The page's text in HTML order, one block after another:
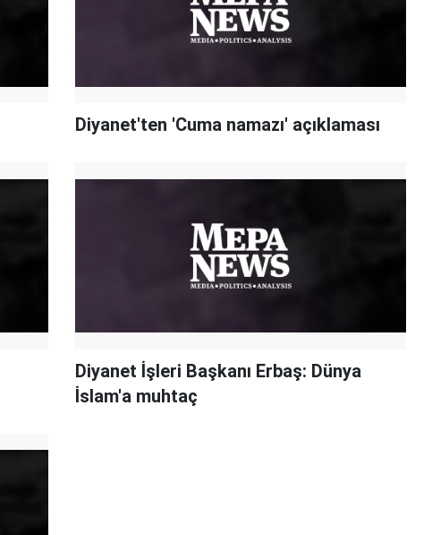
Diyanet'ten 'Cuma namazı' açıklaması
Diyanet İşleri Başkanı Erbaş: Dünya
İslam'a muhtaç